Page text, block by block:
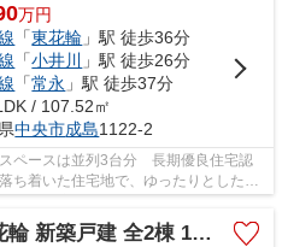
万円
「東花輪 」駅 徒歩36分
「小井川
」駅 徒歩26分
「常永 」駅 徒歩37分
/ 107.52㎡
中央市成島1122-2
ペースは並列3台分 長期優良住宅認
ち着いた住宅地で、ゆったりとした住
建 全2棟 1号棟 角地・太陽光パネル